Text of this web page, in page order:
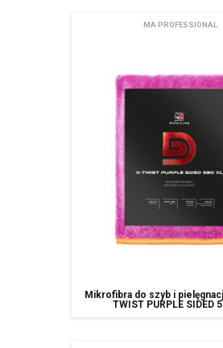
MA PROFESSIONAL
Mikrofibra do szyb i
TWIST PURPLE SIDED